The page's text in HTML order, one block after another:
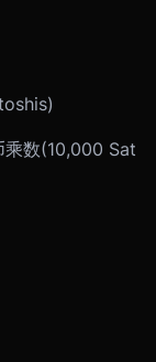
乘数(10,000 Sat